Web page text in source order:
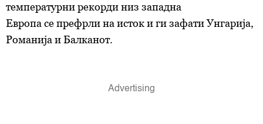
температурни рекорди низ западна
Европа се префрли на исток и ги зафати Унгарија,
Романија и Балканот.